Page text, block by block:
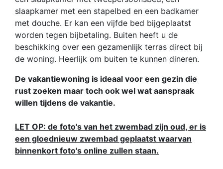
slaapkamer met een stapelbed en een badkamer
met douche. Er kan een vijfde bed bijgeplaatst
worden tegen bijbetaling. Buiten heeft u de
beschikking over een gezamenlijk terras direct bij
de woning. Heerlijk om buiten te kunnen dineren.
De vakantiewoning is ideaal voor een gezin die
rust zoeken maar toch ook wel wat aanspraak
willen tijdens de vakantie.
LET OP: de foto's van het zwembad zijn oud, er is
een gloednieuw zwembad geplaatst waarvan
binnenkort foto's online zullen staan.